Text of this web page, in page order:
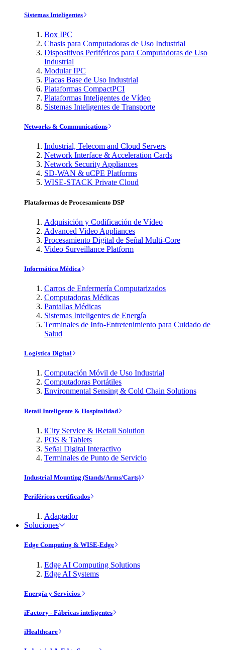
Sistemas Inteligentes
Box IPC
Chasis para Computadoras de Uso Industrial
Dispositivos Periféricos para Computadoras de Uso
Industrial
Modular IPC
Placas Base de Uso Industrial
Plataformas CompactPCI
Plataformas Inteligentes de Vídeo
Sistemas Inteligentes de Transporte
Networks & Communications
Industrial, Telecom and Cloud Servers
Network Interface & Acceleration Cards
Network Security Appliances
SD-WAN & uCPE Platforms
WISE-STACK Private Cloud
Plataformas de Procesamiento DSP
Adquisición y Codificación de Vídeo
Advanced Video Appliances
Procesamiento Digital de Señal Multi-Core
Video Surveillance Platform
Informática Médica
Carros de Enfermería Computarizados
Computadoras Médicas
Pantallas Médicas
Sistemas Inteligentes de Energía
Terminales de Info-Entretenimiento para Cuidado de
Salud
Logística Digital
Computación Móvil de Uso Industrial
Computadoras Portátiles
Environmental Sensing & Cold Chain Solutions
Retail Inteligente & Hospitalidad
iCity Service & iRetail Solution
POS & Tablets
Señal Digital Interactivo
Terminales de Punto de Servicio
Industrial Mounting (Stands/Arms/Carts)
Periféricos certificados
Adaptador
Soluciones
Edge Computing & WISE-Edge
Edge AI Computing Solutions
Edge AI Systems
Energía y Servicios
iFactory - Fábricas inteligentes
iHealthcare